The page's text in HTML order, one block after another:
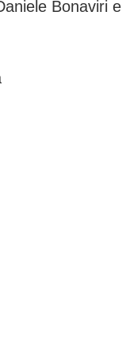
Bonaviri